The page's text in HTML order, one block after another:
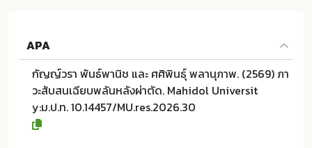
APA
กัญญ์วรา พันธ์พานิช และ ศศิพินธุ์ พลานุภาพ. (2569) ภา
วะสับสนเฉียบพลันหลังผ่าตัด. Mahidol Universit
y:ม.ป.ท. 10.14457/MU.res.2026.30